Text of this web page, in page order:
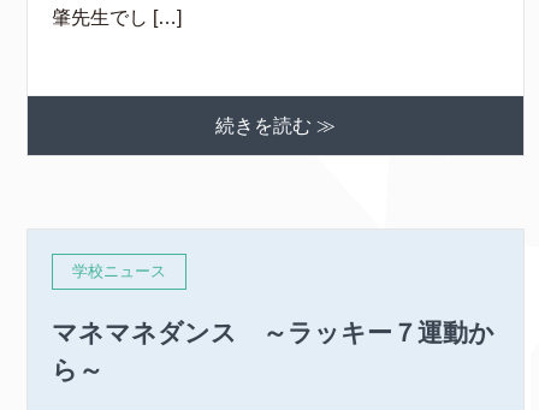
肇先生でし […]
続きを読む ≫
学校ニュース
マネマネダンス ～ラッキー７運動か
ら～